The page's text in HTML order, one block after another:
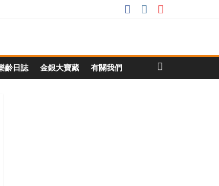
齡日誌 金銀大寶藏 有關我們